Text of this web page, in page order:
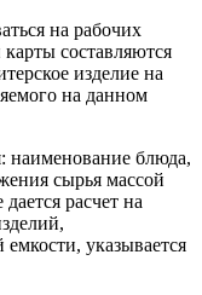
на рабочих
составляются
изделие на
на данном
наименование блюда,
сырья массой
расчет на
указывается